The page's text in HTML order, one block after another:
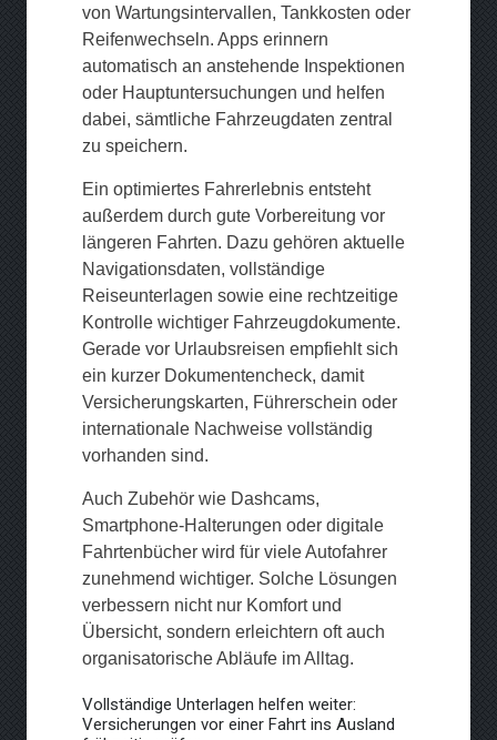
von Wartungsintervallen, Tankkosten oder
Reifenwechseln. Apps erinnern
automatisch an anstehende Inspektionen
oder Hauptuntersuchungen und helfen
dabei, sämtliche Fahrzeugdaten zentral
zu speichern.
Ein optimiertes Fahrerlebnis entsteht
außerdem durch gute Vorbereitung vor
längeren Fahrten. Dazu gehören aktuelle
Navigationsdaten, vollständige
Reiseunterlagen sowie eine rechtzeitige
Kontrolle wichtiger Fahrzeugdokumente.
Gerade vor Urlaubsreisen empfiehlt sich
ein kurzer Dokumentencheck, damit
Versicherungskarten, Führerschein oder
internationale Nachweise vollständig
vorhanden sind.
Auch Zubehör wie Dashcams,
Smartphone-Halterungen oder digitale
Fahrtenbücher wird für viele Autofahrer
zunehmend wichtiger. Solche Lösungen
verbessern nicht nur Komfort und
Übersicht, sondern erleichtern oft auch
organisatorische Abläufe im Alltag.
Vollständige Unterlagen helfen weiter:
Versicherungen vor einer Fahrt ins Ausland